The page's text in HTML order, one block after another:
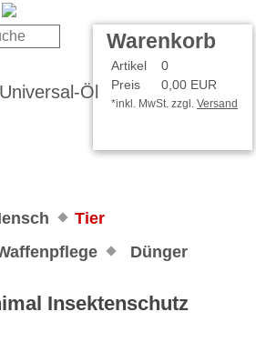
Warenkorb
Artikel
0
Preis
0,00 EUR
*inkl. MwSt. zzgl. Versand
Tier
Dünger
Insektenschutz